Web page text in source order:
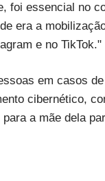
foi essencial no
era a
e no TikTok."
em casos
cibernético,
a mãe dela